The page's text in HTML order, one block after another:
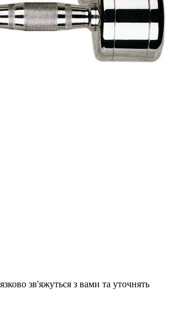
зв'яжуться з вами та уточнять